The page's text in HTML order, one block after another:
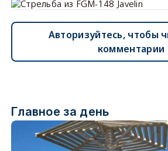
Авторизуйтесь, чтобы
комментарии
Главное за день